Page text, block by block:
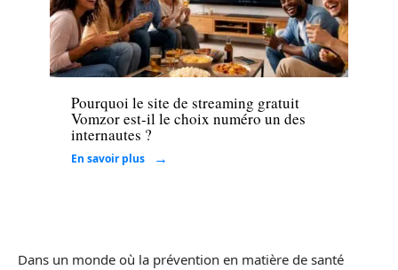
Loisirs
Pourquoi le site de streaming gratuit
Vomzor est-il le choix numéro un des
internautes ?
En savoir plus
Dans un monde où la prévention en matière de santé